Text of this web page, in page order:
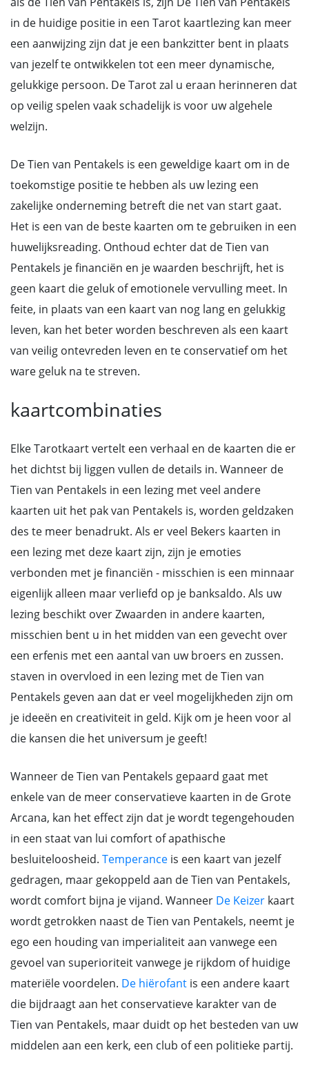
in de huidige positie in een Tarot kaartlezing kan meer
een aanwijzing zijn dat je een bankzitter bent in plaats
van jezelf te ontwikkelen tot een meer dynamische,
gelukkige persoon. De Tarot zal u eraan herinneren dat
op veilig spelen vaak schadelijk is voor uw algehele
welzijn.
De Tien van Pentakels is een geweldige kaart om in de
toekomstige positie te hebben als uw lezing een
zakelijke onderneming betreft die net van start gaat.
Het is een van de beste kaarten om te gebruiken in een
huwelijksreading. Onthoud echter dat de Tien van
Pentakels je financiën en je waarden beschrijft, het is
geen kaart die geluk of emotionele vervulling meet. In
feite, in plaats van een kaart van nog lang en gelukkig
leven, kan het beter worden beschreven als een kaart
van veilig ontevreden leven en te conservatief om het
ware geluk na te streven.
kaartcombinaties
Elke Tarotkaart vertelt een verhaal en de kaarten die er
het dichtst bij liggen vullen de details in. Wanneer de
Tien van Pentakels in een lezing met veel andere
kaarten uit het pak van Pentakels is, worden geldzaken
des te meer benadrukt. Als er veel Bekers kaarten in
een lezing met deze kaart zijn, zijn je emoties
verbonden met je financiën - misschien is een minnaar
eigenlijk alleen maar verliefd op je banksaldo. Als uw
lezing beschikt over Zwaarden in andere kaarten,
misschien bent u in het midden van een gevecht over
een erfenis met een aantal van uw broers en zussen.
staven in overvloed in een lezing met de Tien van
Pentakels geven aan dat er veel mogelijkheden zijn om
je ideeën en creativiteit in geld. Kijk om je heen voor al
die kansen die het universum je geeft!
Wanneer de Tien van Pentakels gepaard gaat met
enkele van de meer conservatieve kaarten in de Grote
Arcana, kan het effect zijn dat je wordt tegengehouden
in een staat van lui comfort of apathische
besluiteloosheid. Temperance is een kaart van jezelf
gedragen, maar gekoppeld aan de Tien van Pentakels,
wordt comfort bijna je vijand. Wanneer De Keizer kaart
wordt getrokken naast de Tien van Pentakels, neemt je
ego een houding van imperialiteit aan vanwege een
gevoel van superioriteit vanwege je rijkdom of huidige
materiële voordelen. De hiërofant is een andere kaart
die bijdraagt aan het conservatieve karakter van de
Tien van Pentakels, maar duidt op het besteden van uw
middelen aan een kerk, een club of een politieke partij.